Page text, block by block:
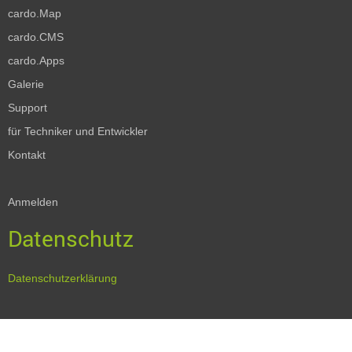
cardo.Map
cardo.CMS
cardo.Apps
Galerie
Support
für Techniker und Entwickler
Kontakt
Anmelden
Datenschutz
Datenschutzerklärung